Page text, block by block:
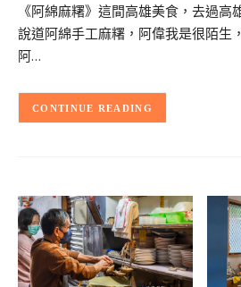
《阿綿麻糬》這間高雄美食，去過
說道阿綿手工麻糬，阿偉我是很陌生
阿…
CONTINUE READING